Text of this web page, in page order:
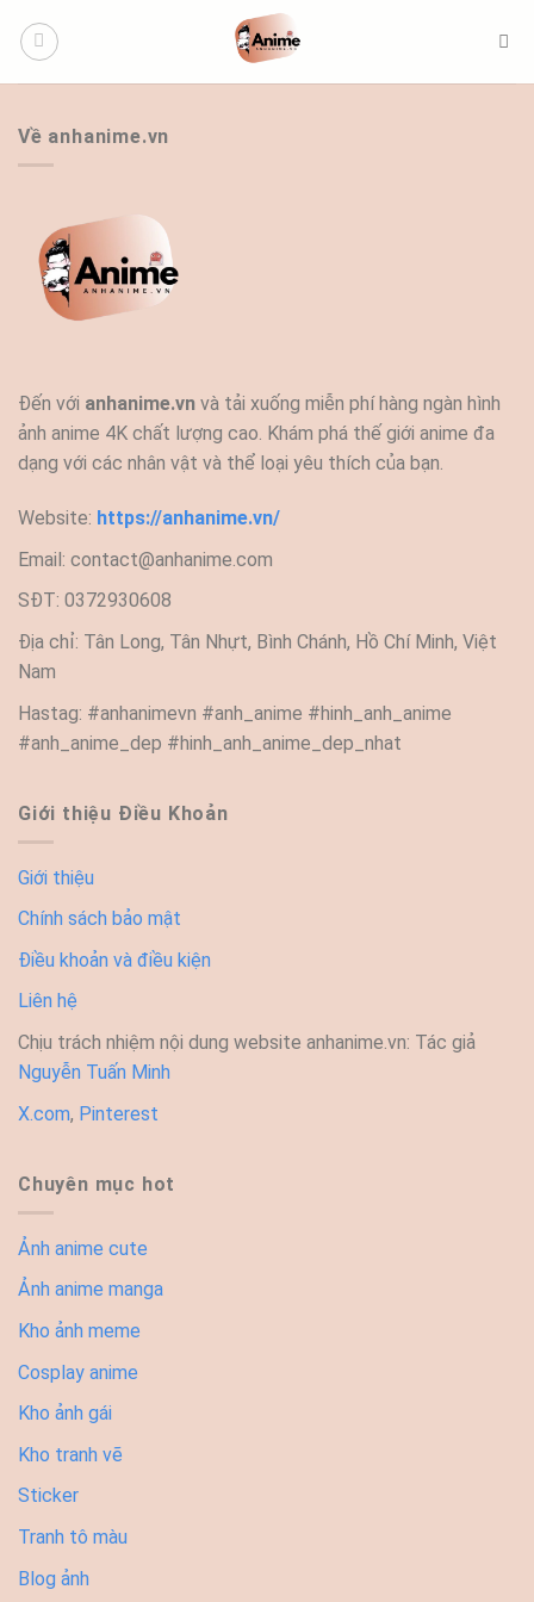
qua
Về anhanime.vn
Đến với anhanime.vn và tải xuống miễn phí hàng ngàn hình
ảnh anime 4K chất lượng cao. Khám phá thế giới anime đa
dạng với các nhân vật và thể loại yêu thích của bạn.
Website: https://anhanime.vn/
Email: contact@anhanime.com
SĐT: 0372930608
Địa chỉ: Tân Long, Tân Nhựt, Bình Chánh, Hồ Chí Minh, Việt
Nam
Hastag: #anhanimevn #anh_anime #hinh_anh_anime
#anh_anime_dep #hinh_anh_anime_dep_nhat
Giới thiệu Điều Khoản
Giới thiệu
Chính sách bảo mật
Điều khoản và điều kiện
Liên hệ
Chịu trách nhiệm nội dung website anhanime.vn: Tác giả
Nguyễn Tuấn Minh
X.com, Pinterest
Chuyên mục hot
Ảnh anime cute
Ảnh anime manga
Kho ảnh meme
Cosplay anime
Kho ảnh gái
Kho tranh vẽ
Sticker
Tranh tô màu
Blog ảnh